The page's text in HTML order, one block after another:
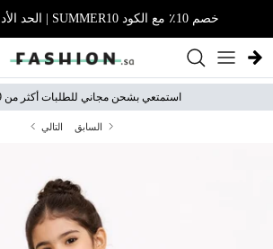
خصم 10٪ مع الكود SUMMER10 | الحد الأدنى للشراء 100
استمتعي بشحن مجاني للطلبات أكثر من 299 ريال
السابق التالي